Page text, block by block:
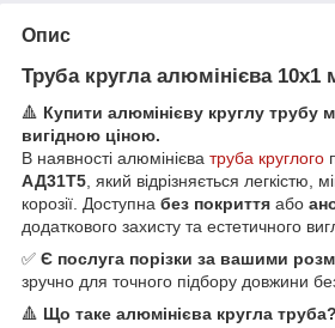
Опис
Труба кругла алюмінієва
🔺 Купити алюмінієву круглу трубу
вигідною ціною.
В наявності алюмінієва труба круглого
АД31Т5 , який відрізняється легкістю,
корозії. Доступна без покриття або
додаткового захисту та естетичного
✅ Є послуга порізки за вашими
зручно для точного підбору довжини
🔺 Що таке алюмінієва кругла труба?